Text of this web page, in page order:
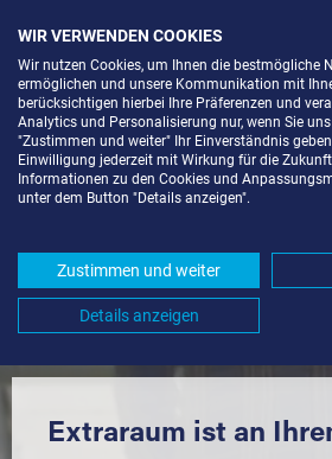
LAGERBOX IN BERLIN-
Komfortabel einlagern
Extraraum ist an
WIR VERWENDEN COOKIES
Wir nutzen Cookies, um Ihnen die bestmögliche
ermöglichen und unsere Kommunikation mit
berücksichtigen hierbei Ihre Präferenzen und
Analytics und Personalisierung nur, wenn Sie
"Zustimmen und weiter" Ihr Einverständnis
Einwilligung jederzeit mit Wirkung für die
Informationen zu den Cookies und
unter dem Button "Details anzeigen".
Zustimmen und weiter
Details anzeigen